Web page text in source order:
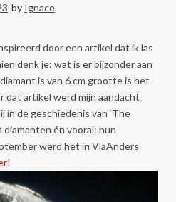
by Ignace
door een artikel dat ik las
denk je: wat is er bijzonder aan
is van 6 cm grootte is het
dat artikel werd mijn aandacht
de geschiedenis van ‘The
diamanten én vooral: hun
werd het in VlaAnders